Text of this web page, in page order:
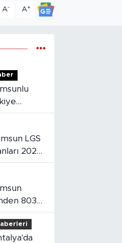
A- A+
oldu
2026
803